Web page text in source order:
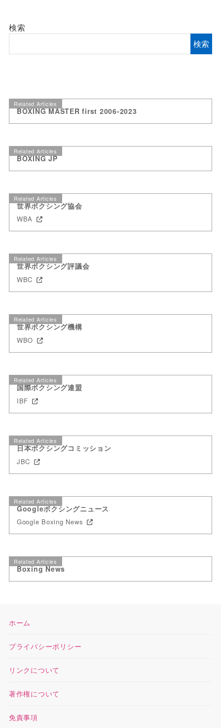
検索
検索
Related Articles
BOXING MASTER first 2006-2023
Related Articles
BOXING JP
Related Articles
世界ボクシング協会
WBA
Related Articles
世界ボクシング評議会
WBC
Related Articles
世界ボクシング機構
WBO
Related Articles
国際ボクシング連盟
IBF
Related Articles
日本ボクシングコミッション
JBC
Related Articles
Googleボクシングニュース
Google Boxing News
Related Articles
Boxing News
ホーム
プライバシーポリシー
リンクについて
著作権について
免責事項